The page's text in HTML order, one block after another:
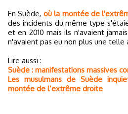
En Suède, où la montée de
des incidents du même type
et en 2010 mais ils n'avaient
n'avaient pas eu non plus une telle
Lire aussi :
Suède : manifestations massives
Les musulmans de Suède
montée de l’extrême droite